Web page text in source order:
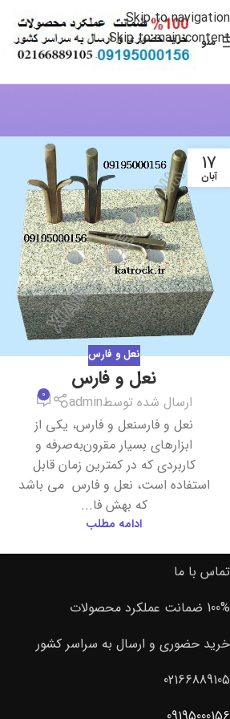
Skip to navigation
Skip to main content
منو
17
آبان
نعل و فارس
نعل و فارس
ارسال شده توسطadmin
0
نعل و فارسنعل و فارس، یکی از
ابزارهای بسیار مقرون‌به‌صرفه و
کاربردی که در کمترین زمان قابل
استفاده است، نعل و فارس می باشد
که بهش فا...
ادامه مطلب
تماس با ما
100% ضمانت عملکرد محصولات
خرید حضوری و ارسال به سراسر کشور
02166889105